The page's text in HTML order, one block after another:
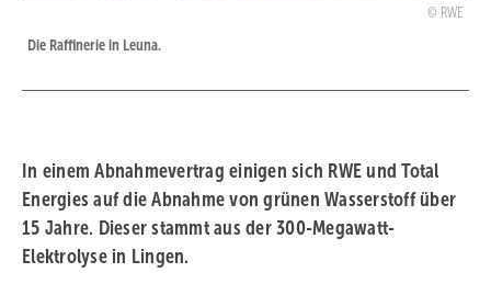
RWE
Die Raffinerie in Leuna.
In einem Abnahmevertrag einigen sich RWE und Total
Energies auf die Abnahme von grünen Wasserstoff über
15 Jahre. Dieser stammt aus der 300-Megawatt-
Elektrolyse in Lingen.